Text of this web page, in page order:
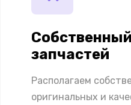
запчастей
Располагаем
оригинальных и